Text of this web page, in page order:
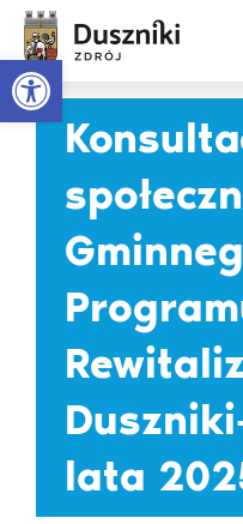
treści
Przejdź
treści
lata
Otwórz